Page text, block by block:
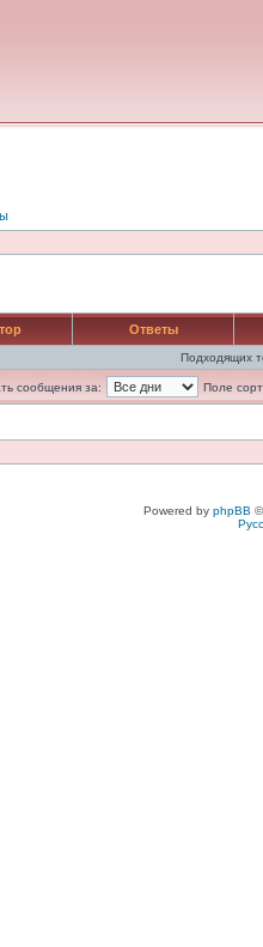
Ответы
Подходящих
сообщения за:
Поле
Powered by phpBB